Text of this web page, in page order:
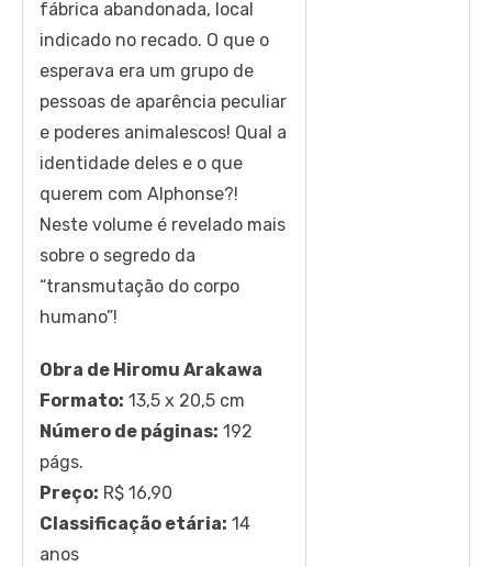
fábrica abandonada, local
indicado no recado. O que o
esperava era um grupo de
pessoas de aparência peculiar
e poderes animalescos! Qual a
identidade deles e o que
querem com Alphonse?!
Neste volume é revelado mais
sobre o segredo da
“transmutação do corpo
humano”!
Obra de Hiromu Arakawa
Formato: 13,5 x 20,5 cm
Número de páginas: 192
págs.
Preço: R$ 16,90
Classificação etária: 14
anos